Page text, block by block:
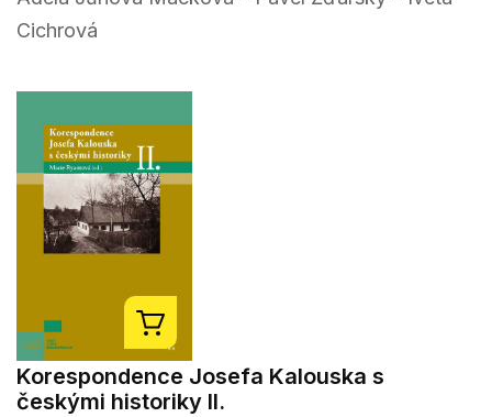
Cichrová
Korespondence Josefa Kalouska s
českými historiky II.